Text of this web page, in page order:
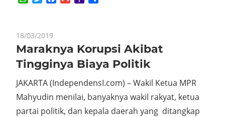
18/03/2019
Maraknya Korupsi Akibat
Tingginya Biaya Politik
JAKARTA (IndependensI.com) – Wakil Ketua MPR
Mahyudin menilai, banyaknya wakil rakyat, ketua
partai politik, dan kepala daerah yang ditangkap